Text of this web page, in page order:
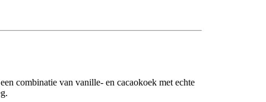
combinatie van vanille- en cacaokoek met echte